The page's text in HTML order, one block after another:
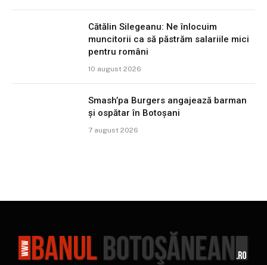
Cătălin Silegeanu: Ne înlocuim
muncitorii ca să păstrăm salariile mici
pentru români
10 august 2026
Smash’pa Burgers angajează barman
și ospătar în Botoșani
7 august 2026